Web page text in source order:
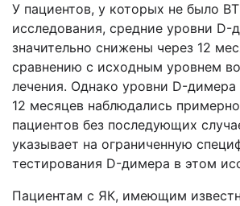
У пациентов, у которых не было
исследования, средние уровни D-
значительно снижены через 12
сравнению с исходным уровнем во
лечения. Однако уровни D-
12 месяцев наблюдались
пациентов без последующих
указывает на ограниченную
тестирования D-димера в этом
Пациентам с ЯК, имеющим